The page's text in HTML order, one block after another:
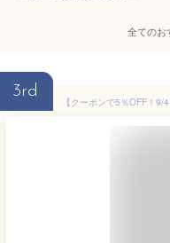
全てのお
3rd